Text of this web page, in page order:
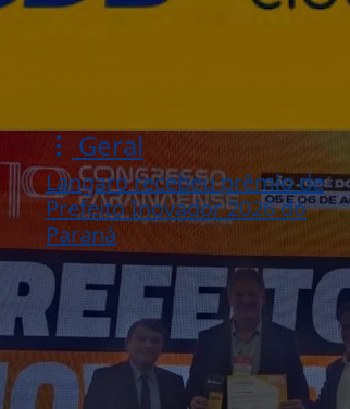
Geral
Langaro recebeu prêmio de
Prefeito Inovador 2026 do
Paraná